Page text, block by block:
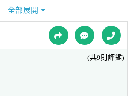
全部展開
(共9則評鑑)